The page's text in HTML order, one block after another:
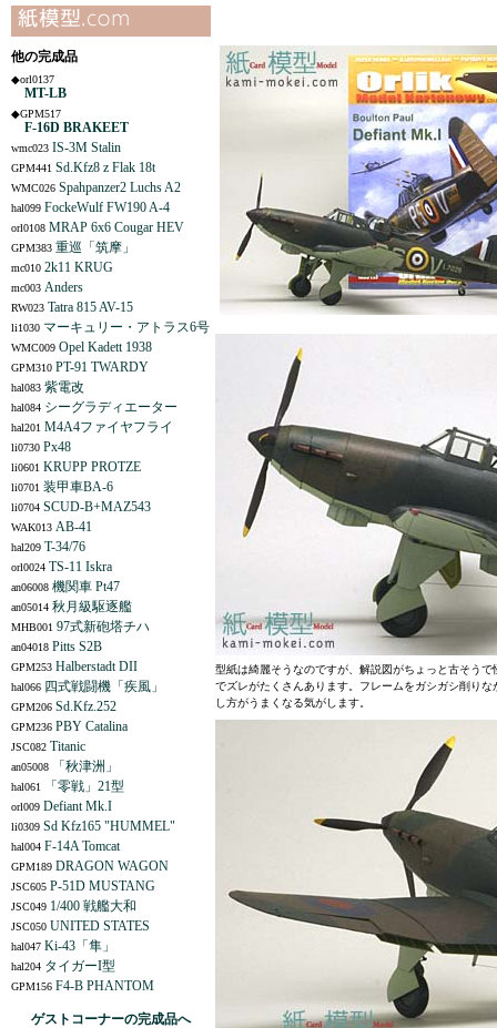
他の完成品
◆orl0137
MT-LB
◆GPM517
F-16D BRAKEET
wmc023 IS-3M Stalin
GPM441 Sd.Kfz8 z Flak 18t
WMC026 Spahpanzer2 Luchs A2
hal099 FockeWulf FW190 A-4
orl0108 MRAP 6x6 Cougar HEV
GPM383 重巡「筑摩」
mc010 2k11 KRUG
mc003 Anders
RW023 Tatra 815 AV-15
li1030 マーキュリー・アトラス6号
WMC009 Opel Kadett 1938
GPM310 PT-91 TWARDY
hal083 紫電改
hal084 シーグラディエーター
hal201 M4A4ファイヤフライ
li0730 Px48
li0601 KRUPP PROTZE
li0701 装甲車BA-6
li0704 SCUD-B+MAZ543
WAK013 AB-41
hal209 T-34/76
orl0024 TS-11 Iskra
an06008 機関車 Pt47
an05014 秋月級駆逐艦
MHB001 97式新砲塔チハ
an04018 Pitts S2B
GPM253 Halberstadt DII
hal066 四式戦闘機「疾風」
GPM206 Sd.Kfz.252
GPM236 PBY Catalina
JSC082 Titanic
an05008 「秋津洲」
hal061 「零戦」21型
orl009 Defiant Mk.I
li0309 Sd Kfz165 "HUMMEL"
hal004 F-14A Tomcat
GPM189 DRAGON WAGON
JSC605 P-51D MUSTANG
JSC049 1/400 戦艦大和
JSC050 UNITED STATES
hal047 Ki-43「隼」
hal204 タイガーI型
GPM156 F4-B PHANTOM
ゲストコーナーの完成品へ
型紙は綺麗そうなのですが、解説図がちょっと古そう
でズレがたくさんあります。フレームをガシガシ削り
し方がうまくなる気がします。